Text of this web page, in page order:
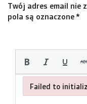
Twój adres email nie
pola są oznaczone*
Failed to
Failed to